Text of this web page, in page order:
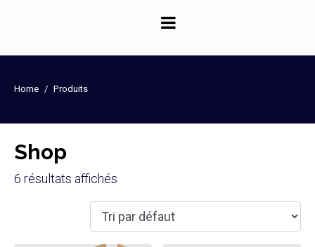
Home Produits
Shop
6 résultats affichés